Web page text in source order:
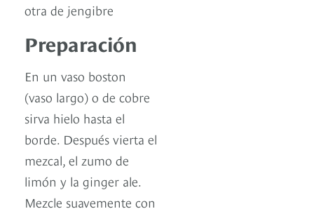
otra de jengibre
Preparación
En un vaso boston
(vaso largo) o de cobre
sirva hielo hasta el
borde. Después vierta el
mezcal, el zumo de
limón y la ginger ale.
Mezcle suavemente con